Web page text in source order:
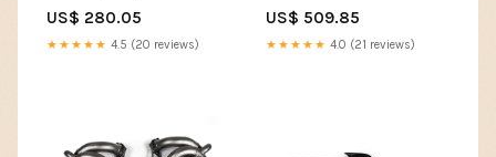
Boxster / Cayman
911;924;924S;928;944;964
US$ 280.05
★★★★★ 4.5 (20 reviews)
Porsche 718 Boxster /
Cayman
US$ 509.85
★★★★★ 4.0 (21 reviews)